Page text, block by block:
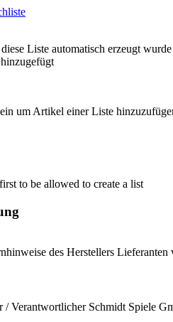
Liste automatisch erzeugt wurde
um Artikel einer Liste
to be allowed to create a list
des Herstellers Lieferanten
/ Verantwortlicher Schmidt Spiele